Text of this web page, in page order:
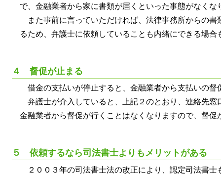
で、金融業者から家に書類が届くといった事態がなくな
また事前に言っていただければ、法律事務所からの
るため、弁護士に依頼していることも内緒にできる場合
４ 督促が止まる
借金の支払いが停止すると、金融業者から支払いの督
弁護士が介入していると、上記２のとおり、連絡先
金融業者から督促が行くことはなくなりますので、督促
５ 依頼するなら司法書士よりもメリットがある
２００３年の司法書士法の改正により、認定司法書